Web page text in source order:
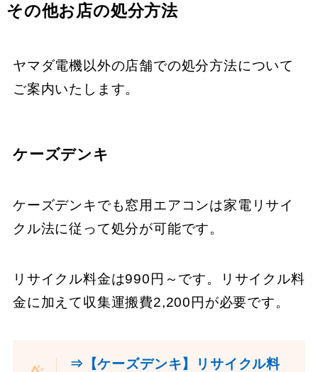
その他お店の処分方法
ヤマダ電機以外の店舗での処分方法について
ご案内いたします。
ケーズデンキ
ケーズデンキでも窓用エアコンは家電リサイ
クル法に従って処分が可能です。
リサイクル料金は990円～です。リサイクル料
金に加えて収集運搬費2,200円が必要です。
⇒【ケーズデンキ】リサイクル料